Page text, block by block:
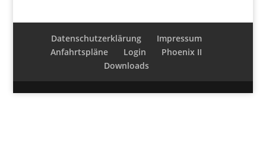
Datenschutzerklärung
Impressum
Anfahrtspläne
Login
Phoenix II
Downloads